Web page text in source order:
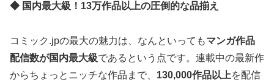
◆ 国内最大級！13万作品以上の圧倒的な品揃え
コミック.jpの最大の魅力は、なんといってもマンガ作品
配信数が国内最大級であるという点です。連載中の最新作
からちょっとニッチな作品まで、 130,000作品以上を配信